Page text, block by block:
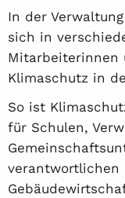
In der
sich in
Mitarbeiterinnen
Klimaschutz in
So ist
für Schulen,
verantwortlichen